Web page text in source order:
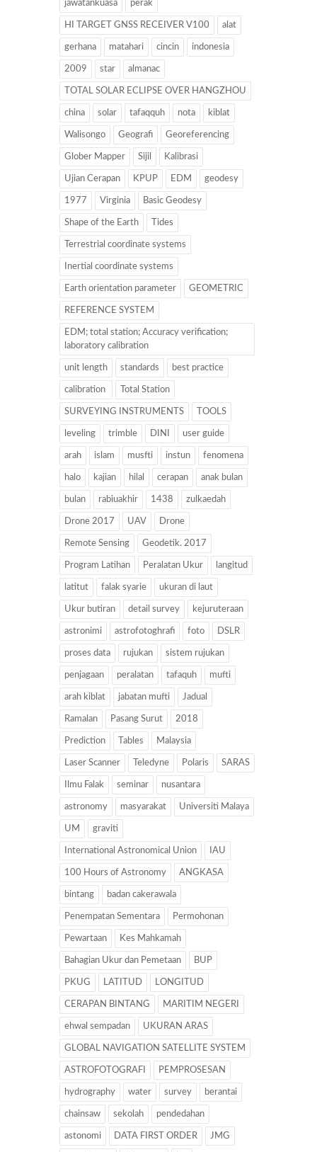
jawatankuasa perak
HI TARGET GNSS RECEIVER V100 alat
gerhana matahari cincin indonesia
2009 star almanac
TOTAL SOLAR ECLIPSE OVER HANGZHOU
china solar tafaqquh nota kiblat
Walisongo Geografi Georeferencing
Glober Mapper Sijil Kalibrasi
Ujian Cerapan KPUP EDM geodesy
1977 Virginia Basic Geodesy
Shape of the Earth Tides
Terrestrial coordinate systems
Inertial coordinate systems
Earth orientation parameter GEOMETRIC
REFERENCE SYSTEM
EDM; total station; Accuracy verification;
laboratory calibration
unit length standards best practice
calibration Total Station
SURVEYING INSTRUMENTS TOOLS
leveling trimble DINI user guide
arah islam musfti instun fenomena
halo kajian hilal cerapan anak bulan
bulan rabiuakhir 1438 zulkaedah
Drone 2017 UAV Drone
Remote Sensing Geodetik. 2017
Program Latihan Peralatan Ukur langitud
latitut falak syarie ukuran di laut
Ukur butiran detail survey kejuruteraan
astronimi astrofotoghrafi foto DSLR
proses data rujukan sistem rujukan
penjagaan peralatan tafaquh mufti
arah kiblat jabatan mufti Jadual
Ramalan Pasang Surut 2018
Prediction Tables Malaysia
Laser Scanner Teledyne Polaris SARAS
Ilmu Falak seminar nusantara
astronomy masyarakat Universiti Malaya
UM graviti
International Astronomical Union IAU
100 Hours of Astronomy ANGKASA
bintang badan cakerawala
Penempatan Sementara Permohonan
Pewartaan Kes Mahkamah
Bahagian Ukur dan Pemetaan BUP
PKUG LATITUD LONGITUD
CERAPAN BINTANG MARITIM NEGERI
ehwal sempadan UKURAN ARAS
GLOBAL NAVIGATION SATELLITE SYSTEM
ASTROFOTOGRAFI PEMPROSESAN
hydrography water survey berantai
chainsaw sekolah pendedahan
astonomi DATA FIRST ORDER JMG